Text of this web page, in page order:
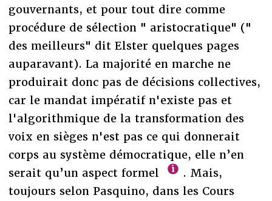
gouvernants, et pour tout dire comme
procédure de sélection " aristocratique" ("
des meilleurs" dit Elster quelques pages
auparavant). La majorité en marche ne
produirait donc pas de décisions collectives,
car le mandat impératif n'existe pas et
l'algorithmique de la transformation des
voix en sièges n'est pas ce qui donnerait
corps au système démocratique, elle n’en
serait qu’un aspect formel
. Mais,
toujours selon Pasquino, dans les Cours